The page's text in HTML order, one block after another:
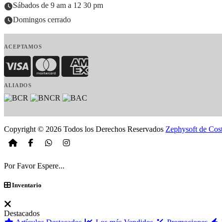
Sábados de 9 am a 12 30 pm
Domingos cerrado
ACEPTAMOS
Visa MasterCardAmerican Express
ALIADOS
Copyright © 2026 Todos los Derechos Reservados Zephysoft de
Por Favor Espere...
Inventario
Destacados